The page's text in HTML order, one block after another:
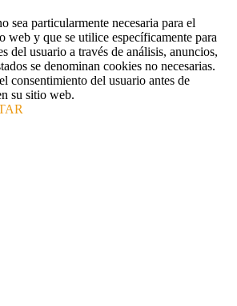
sea particularmente necesaria para el
web y que se utilice específicamente para
del usuario a través de análisis, anuncios,
se denominan cookies no necesarias.
consentimiento del usuario antes de
su sitio web.